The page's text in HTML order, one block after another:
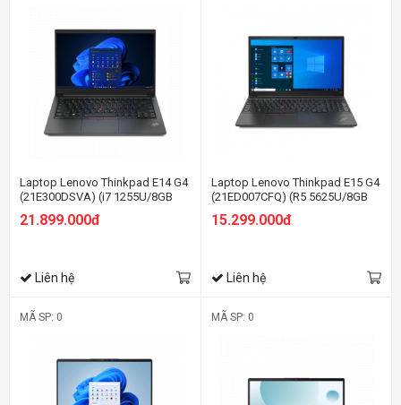
Laptop Lenovo Thinkpad E14 G4
(21E300DSVA) (i7 1255U/8GB
Đen)
21.899.000đ
Liên hệ
Laptop Lenovo Thinkpad E15 G4
(21ED007CFQ) (R5 5625U/8GB
Đen)
15.299.000đ
Liên hệ
MÃ SP: 0 MÃ SP: 0